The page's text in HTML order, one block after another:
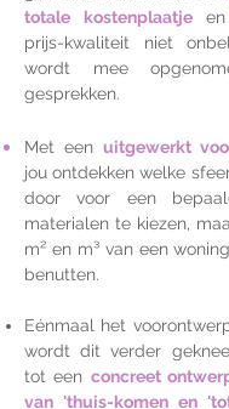
totale kostenplaatje
prijs-kwaliteit niet
wordt mee
gesprekken.
Met een uitgewerkt
jou ontdekkenwelke
door voor een
materialen te kiezen,
m² en m³ van een
benutten.
Eénmaal het
wordtdit verder
tot een concreet
van 'thuis-komen en